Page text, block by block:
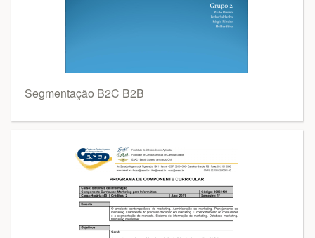
Segmentação B2C B2B